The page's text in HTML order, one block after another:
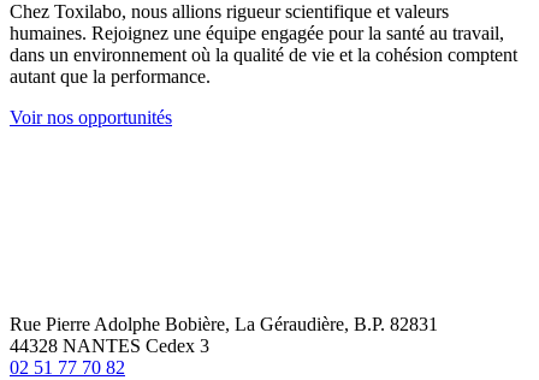
Chez Toxilabo, nous allions rigueur scientifique et valeurs
humaines. Rejoignez une équipe engagée pour la santé au travail,
dans un environnement où la qualité de vie et la cohésion comptent
autant que la performance.
Voir nos opportunités
Rue Pierre Adolphe Bobière, La Géraudière, B.P. 82831
44328 NANTES Cedex 3
02 51 77 70 82